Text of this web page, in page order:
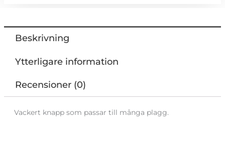
Beskrivning
Ytterligare information
Recensioner (0)
Vackert knapp som passar till många plagg.